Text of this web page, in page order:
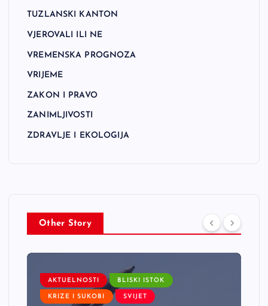
TUZLANSKI KANTON
VJEROVALI ILI NE
VREMENSKA PROGNOZA
VRIJEME
ZAKON I PRAVO
ZANIMLJIVOSTI
ZDRAVLJE I EKOLOGIJA
Other Story
AKTUELNOSTI BLISKI ISTOK
KRIZE I SUKOBI SVIJET